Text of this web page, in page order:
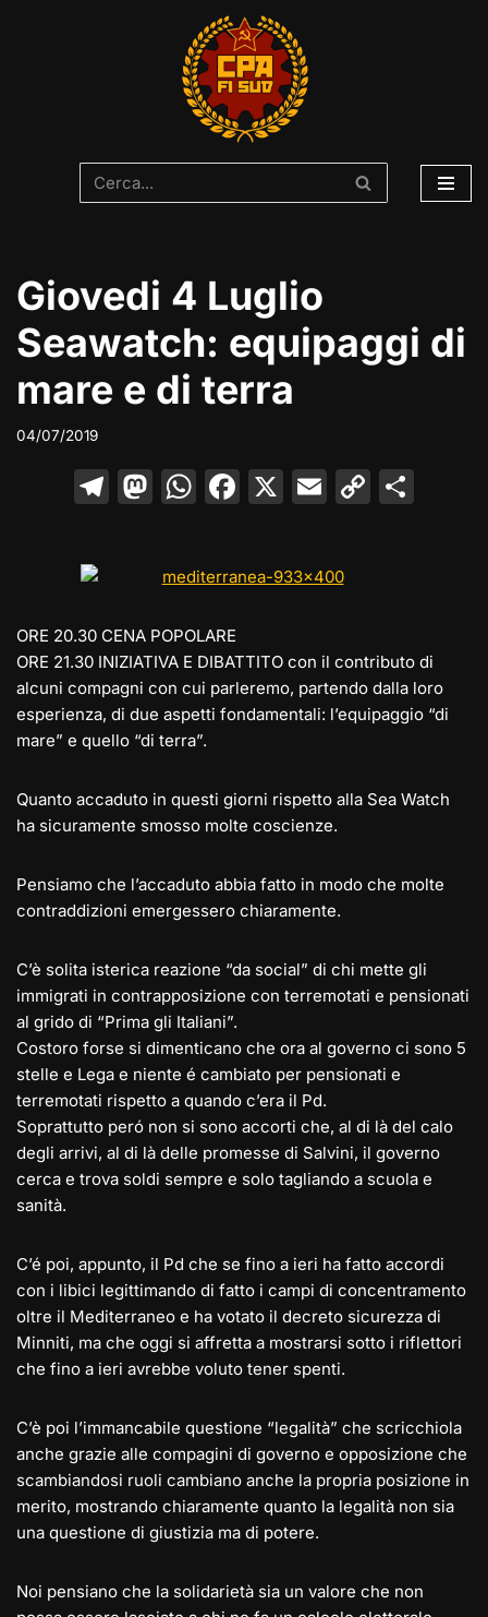
Giovedi 4 Luglio
Seawatch: equipaggi di
mare e di terra
04/07/2019
T
a
m
M
o
d
o
n
W
s
A
p
p
F
e
o
o
k
X E
l
C
n
k
di
ORE 20.30 CENA POPOLARE
ORE 21.30 INIZIATIVA E DIBATTITO con il contributo di
alcuni compagni con cui parleremo, partendo dalla loro
esperienza, di due aspetti fondamentali: l’equipaggio “di
mare” e quello “di terra”.
Quanto accaduto in questi giorni rispetto alla Sea Watch
ha sicuramente smosso molte coscienze.
Pensiamo che l’accaduto abbia fatto in modo che molte
contraddizioni emergessero chiaramente.
C’è solita isterica reazione “da social” di chi mette gli
immigrati in contrapposizione con terremotati e pensionati
al grido di “Prima gli Italiani”.
Costoro forse si dimenticano che ora al governo ci sono 5
stelle e Lega e niente é cambiato per pensionati e
terremotati rispetto a quando c’era il Pd.
Soprattutto peró non si sono accorti che, al di là del calo
degli arrivi, al di là delle promesse di Salvini, il governo
cerca e trova soldi sempre e solo tagliando a scuola e
sanità.
C’é poi, appunto, il Pd che se fino a ieri ha fatto accordi
con i libici legittimando di fatto i campi di concentramento
oltre il Mediterraneo e ha votato il decreto sicurezza di
Minniti, ma che oggi si affretta a mostrarsi sotto i riflettori
che fino a ieri avrebbe voluto tener spenti.
C’è poi l’immancabile questione “legalità” che scricchiola
anche grazie alle compagini di governo e opposizione che
scambiandosi ruoli cambiano anche la propria posizione in
merito, mostrando chiaramente quanto la legalità non sia
una questione di giustizia ma di potere.
Noi pensiano che la solidarietà sia un valore che non